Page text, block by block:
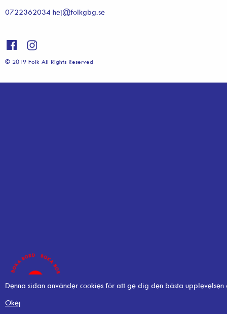
0722362034 hej@folkgbg.se
© 2019 Folk All Rights Reserved
Denna sidan använder cookies för att ge dig den bästa
Okej